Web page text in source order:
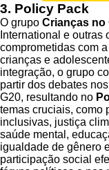
3. Policy Pack
O grupo Crianças no
International e
comprometidas com
crianças e
integração, o grupo
partir dos debates
G20, resultando no
temas cruciais, como
inclusivas, justiça
saúde mental,
igualdade de gênero
participação social